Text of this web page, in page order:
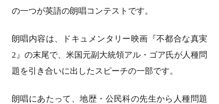
の一つが英語の朗唱コンテストです。
朗唱内容は、ドキュメンタリー映画『不都合な真実
2』の末尾で、米国元副大統領アル・ゴア氏が人種問
題を引き合いに出したスピーチの一部です。
朗唱にあたって、地歴・公民科の先生から人種問題